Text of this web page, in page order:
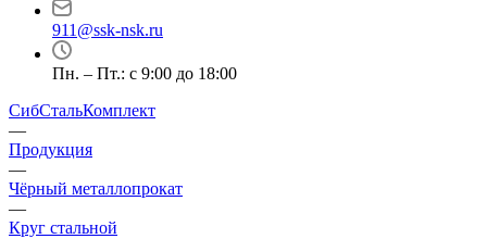
911@ssk-nsk.ru
Пн. – Пт.: с 9:00 до 18:00
СибСтальКомплект
—
Продукция
—
Чёрный металлопрокат
—
Круг стальной